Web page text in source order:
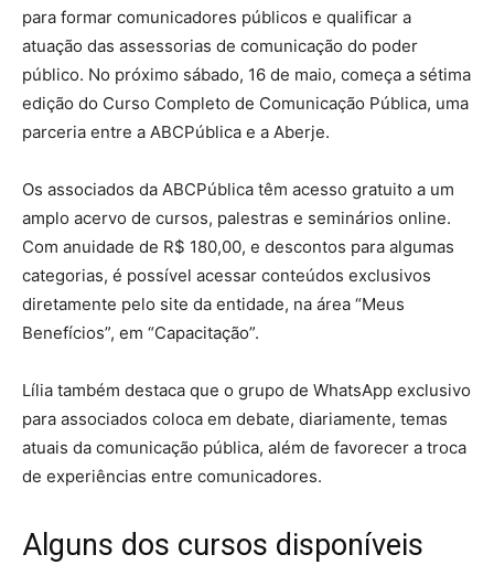
para formar comunicadores públicos e qualificar a
atuação das assessorias de comunicação do poder
público. No próximo sábado, 16 de maio, começa a sétima
edição do Curso Completo de Comunicação Pública, uma
parceria entre a ABCPública e a Aberje.
Os associados da ABCPública têm acesso gratuito a um
amplo acervo de cursos, palestras e seminários online.
Com anuidade de R$ 180,00, e descontos para algumas
categorias, é possível acessar conteúdos exclusivos
diretamente pelo site da entidade, na área “Meus
Benefícios”, em “Capacitação”.
Lília também destaca que o grupo de WhatsApp exclusivo
para associados coloca em debate, diariamente, temas
atuais da comunicação pública, além de favorecer a troca
de experiências entre comunicadores.
Alguns dos cursos disponíveis